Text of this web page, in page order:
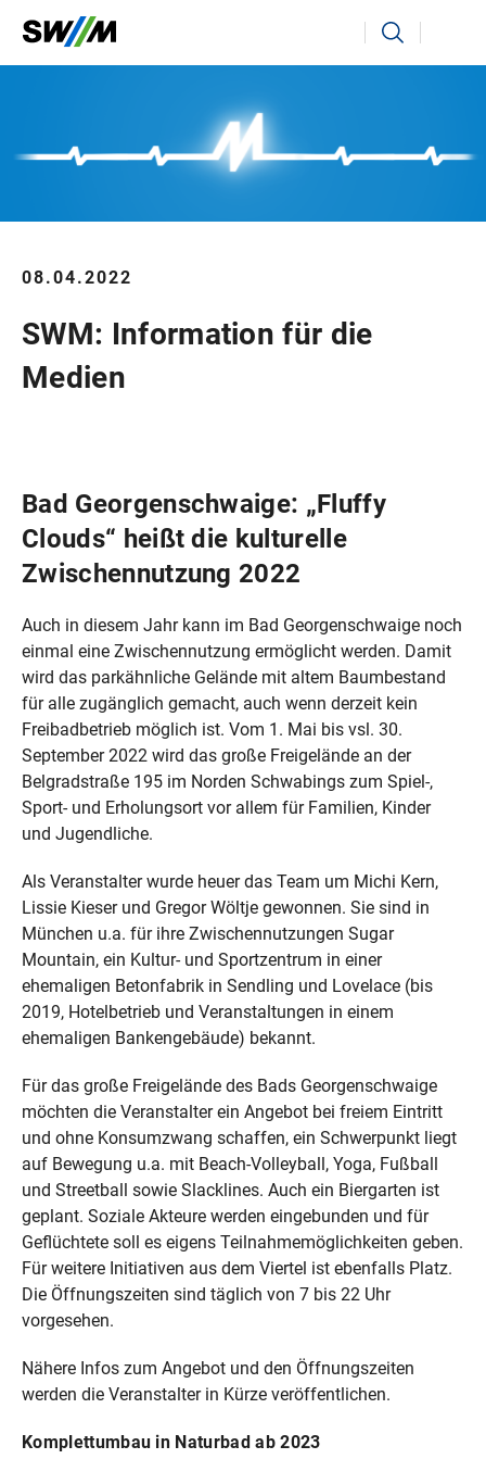
Ihr Suchbegriff Suchen
08.04.2022
SWM: Information für die
Medien
Bad Georgenschwaige: „Fluffy
Clouds“ heißt die kulturelle
Zwischennutzung 2022
Auch in diesem Jahr kann im Bad Georgenschwaige noch
einmal eine Zwischennutzung ermöglicht werden. Damit
wird das parkähnliche Gelände mit altem Baumbestand
für alle zugänglich gemacht, auch wenn derzeit kein
Freibadbetrieb möglich ist. Vom 1. Mai bis vsl. 30.
September 2022 wird das große Freigelände an der
Belgradstraße 195 im Norden Schwabings zum Spiel-,
Sport- und Erholungsort vor allem für Familien, Kinder
und Jugendliche.
Als Veranstalter wurde heuer das Team um Michi Kern,
Lissie Kieser und Gregor Wöltje gewonnen. Sie sind in
München u.a. für ihre Zwischennutzungen Sugar
Mountain, ein Kultur- und Sportzentrum in einer
ehemaligen Betonfabrik in Sendling und Lovelace (bis
2019, Hotelbetrieb und Veranstaltungen in einem
ehemaligen Bankengebäude) bekannt.
Für das große Freigelände des Bads Georgenschwaige
möchten die Veranstalter ein Angebot bei freiem Eintritt
und ohne Konsumzwang schaffen, ein Schwerpunkt liegt
auf Bewegung u.a. mit Beach-Volleyball, Yoga, Fußball
und Streetball sowie Slacklines. Auch ein Biergarten ist
geplant. Soziale Akteure werden eingebunden und für
Geflüchtete soll es eigens Teilnahmemöglichkeiten geben.
Für weitere Initiativen aus dem Viertel ist ebenfalls Platz.
Die Öffnungszeiten sind täglich von 7 bis 22 Uhr
vorgesehen.
Nähere Infos zum Angebot und den Öffnungszeiten
werden die Veranstalter in Kürze veröffentlichen.
Komplettumbau in Naturbad ab 2023